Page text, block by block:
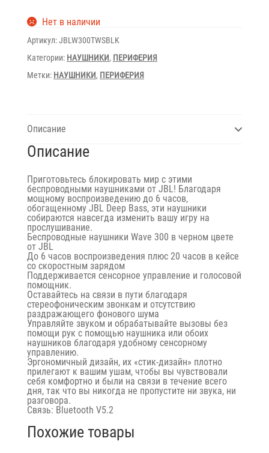
Нет в наличии
Артикул:JBLW300TWSBLK
Категории: НАУШНИКИ, ПЕРИФЕРИЯ
Метки: НАУШНИКИ, ПЕРИФЕРИЯ
Описание
Описание
Приготовьтесь блокировать мир с этими
беспроводными наушниками от JBL! Благодаря
мощному воспроизведению до 6 часов,
обогащенному JBL Deep Bass, эти наушники
собираются навсегда изменить вашу игру на
прослушивание.
Беспроводные наушники Wave 300 в черном цвете
от JBL
До 6 часов воспроизведения плюс 20 часов в кейсе
со скоростным зарядом
Поддерживается сенсорное управление и голосовой
помощник.
Оставайтесь на связи в пути благодаря
стереофоническим звонкам и отсутствию
раздражающего фонового шума
Управляйте звуком и обрабатывайте вызовы без
помощи рук с помощью наушника или обоих
наушников благодаря удобному сенсорному
управлению.
Эргономичный дизайн, их «стик-дизайн» плотно
прилегают к вашим ушам, чтобы вы чувствовали
себя комфортно и были на связи в течение всего
дня, так что вы никогда не пропустите ни звука, ни
разговора.
Связь: Bluetooth V5.2
Похожие товары